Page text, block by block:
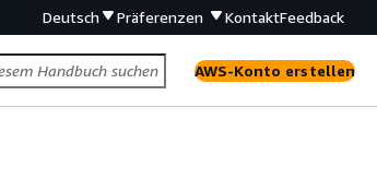
Deutsch Präferenzen KontaktFeedback
AWS-Konto erstellen